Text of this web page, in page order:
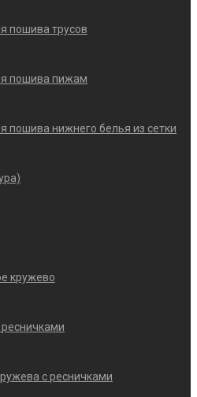
пошива трусов
пошива пижам
пошива нижнего белья из сетки
кружево
с ресничками